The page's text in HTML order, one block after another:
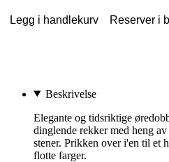
Legg i handlekurv Reserver i
Beskrivelse
Elegante og tidsriktige
dinglende rekker med heng
stener. Prikken over i'en til et
flotte farger.